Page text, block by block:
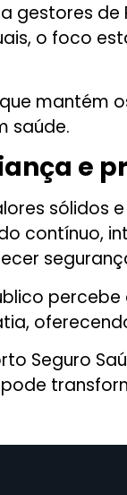
de
o foco
mantém
saúde.
e
sólidos
contínuo,
Seguro